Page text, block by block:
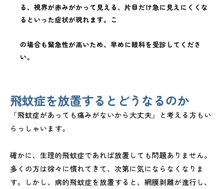
る、視界が赤みがかって見える、片目だけ急に見えにくくな
るといった症状が現れます。こ
の場合も緊急性が高いため、早めに眼科を受診してくださ
い。
飛蚊症を放置するとどうなるのか
「飛蚊症があっても痛みがないから大丈夫」と考える方もい
らっしゃいます。
確かに、生理的飛蚊症であれば放置しても問題ありません。
多くの方は徐々に慣れてきて、次第に気にならなくなりま
す。しかし、病的飛蚊症を放置すると、網膜剥離が進行し、